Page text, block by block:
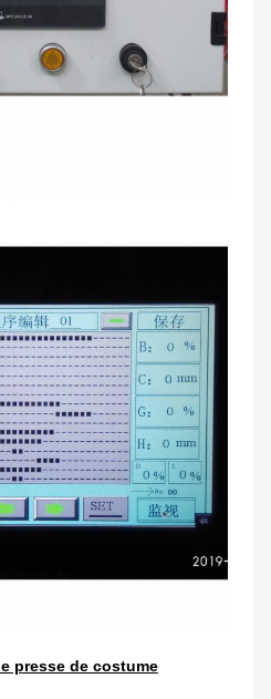
presse de costume